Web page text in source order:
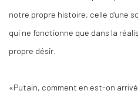
notre propre histoire, celle d'une
qui ne fonctionne que dans la
propre désir.
«Putain, comment en est-on arrivé